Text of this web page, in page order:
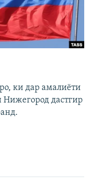
ки дар амалиёти
Нижегород дастгир